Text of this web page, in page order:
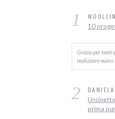
1 10
Grazie per tanti
realizzare
2 DANIELA
prima